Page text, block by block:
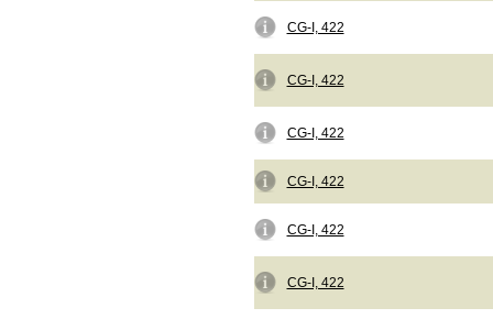
CG-I, 422
CG-I, 422
CG-I, 422
CG-I, 422
CG-I, 422
CG-I, 422